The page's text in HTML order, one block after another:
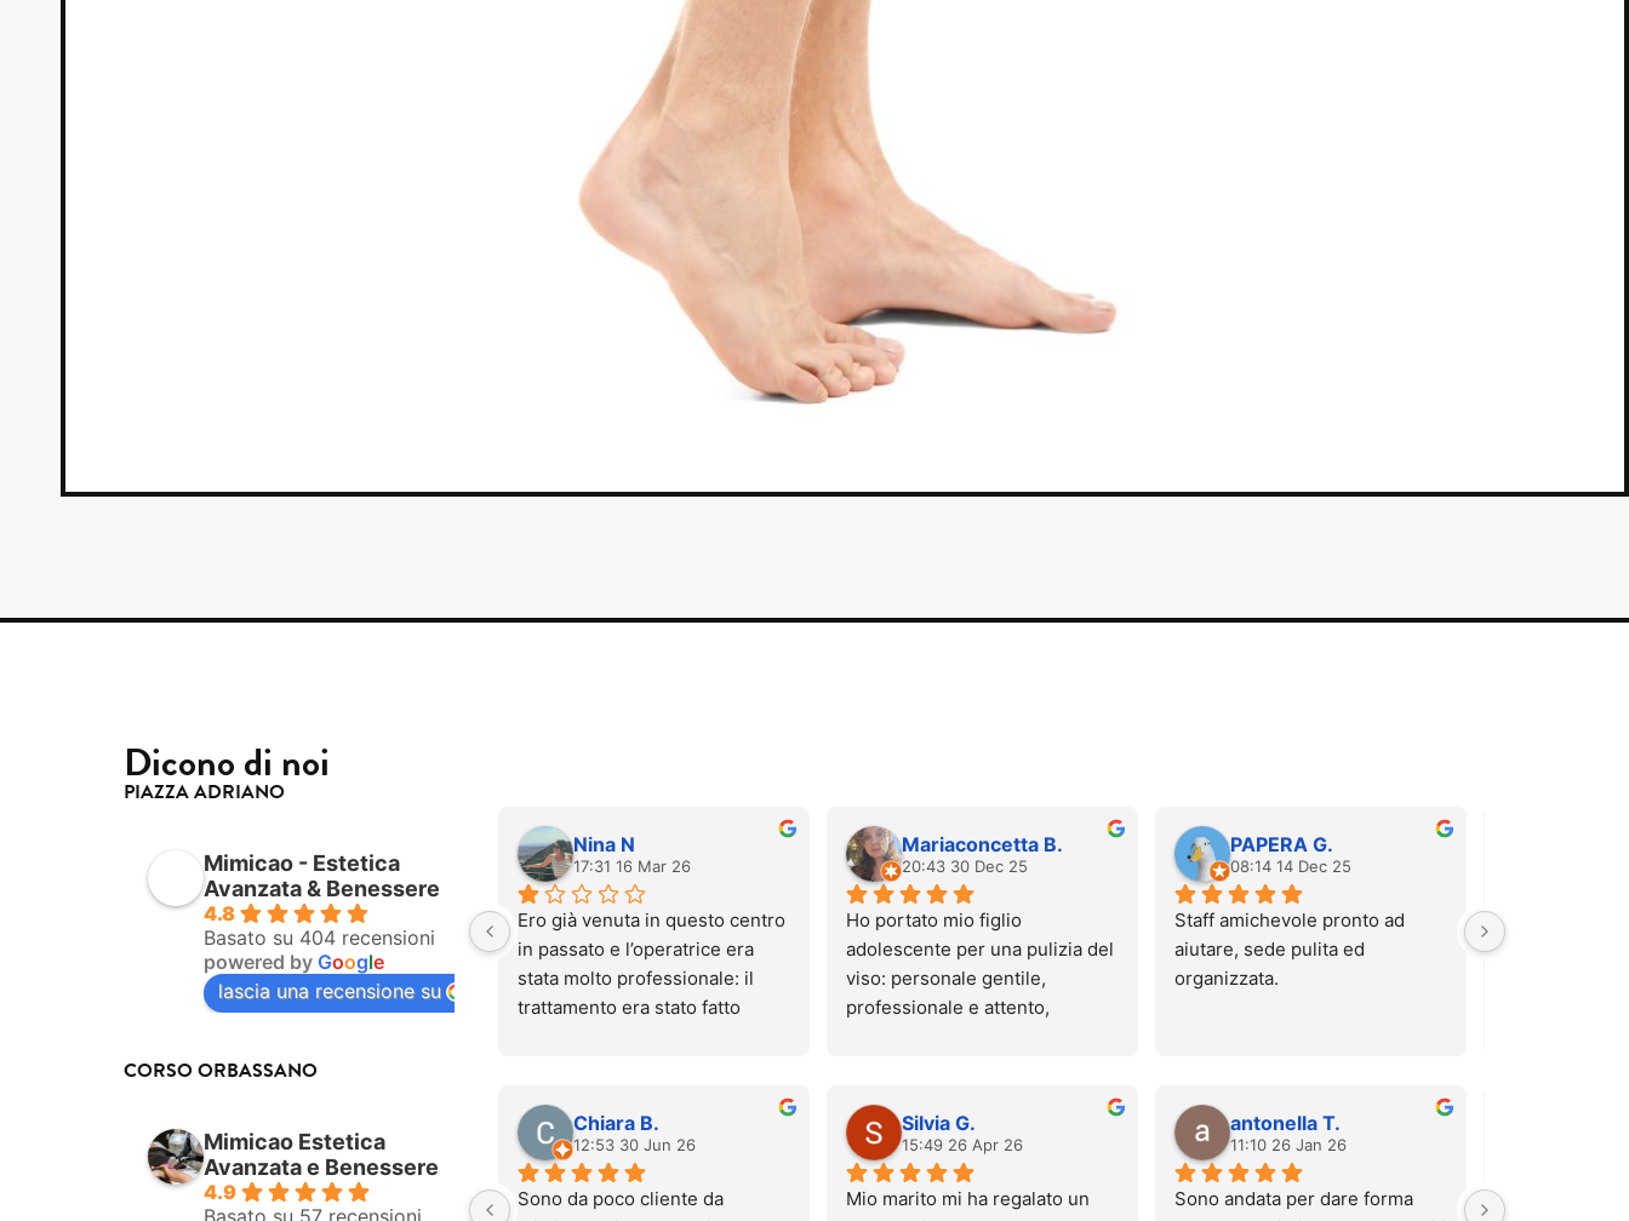
Dicono di noi
PIAZZA ADRIANO
Mimicao - Estetica
Avanzata & Benessere
4.8
Basato su 404 recensioni
powered by Google
lascia una recensione su
Nina N
17:31 16 Mar 26
Ero già venuta in questo centro
in passato e l’operatrice era
stata molto professionale: il
trattamento era stato fatto
purtroppo l’esperienza è stata
completamente diversa. Il
trattamento è stato molto
doloroso e l’operatrice non mi è
Mariaconcetta B.
20:43 30 Dec 25
Ho portato mio figlio
adolescente per una pulizia del
viso: personale gentile,
professionale e attento,
Consigliato!
PAPERA G.
08:14 14 Dec 25
Staff amichevole pronto ad
aiutare, sede pulita ed
organizzata.
Sono stata
comoda, se
CORSO ORBASSANO
Mimicao Estetica
Avanzata e Benessere
4.9
Basato su 57 recensioni
Chiara B.
12:53 30 Jun 26
Sono da poco cliente da
Silvia G.
15:49 26 Apr 26
Mio marito mi ha regalato un
antonella T.
11:10 26 Jan 26
Sono andata per dare forma